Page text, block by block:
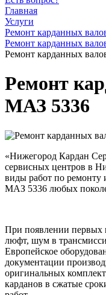
Главная
Услуги
Ремонт карданных
Ремонт карданных
Ремонт карданных
Ремонт
МАЗ 5336
«Нижегород Кардан
сервисных центров в
виды работ по ремонту
МАЗ 5336 любых
При появлении первых
люфт, шум в
Европейское
документации
оригинальных
карданов в сжатые